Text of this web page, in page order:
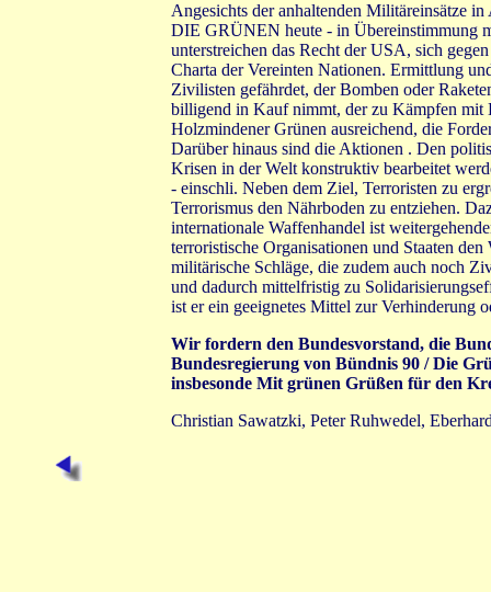
Angesichts der anhaltenden Militäreinsätze
DIE GRÜNEN heute - in Übereinstimmung
unterstreichen das Recht der USA, sich
Charta der Vereinten Nationen. Ermittlung
Zivilisten gefährdet, der Bomben oder
billigend in Kauf nimmt, der zu Kämpfen mit
Holzmindener Grünen ausreichend, die
Darüber hinaus sind die Aktionen . Den
Krisen in der Welt konstruktiv bearbeitet
- einschli. Neben dem Ziel, Terroristen zu
Terrorismus den Nährboden zu entziehen.
internationale Waffenhandel ist
terroristische Organisationen und Staaten
militärische Schläge, die zudem auch noch
und dadurch mittelfristig zu
ist er ein geeignetes Mittel zur Verhinderung
Wir fordern den Bundesvorstand, die
Bundesregierung von Bündnis 90 / Die
insbesonde Mit grünen Grüßen für den
Christian Sawatzki, Peter Ruhwedel,